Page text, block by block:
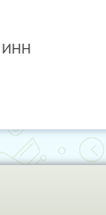
ИНН